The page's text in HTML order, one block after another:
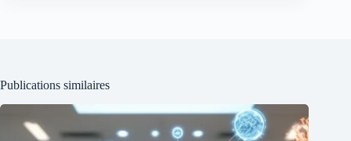
Publications similaires